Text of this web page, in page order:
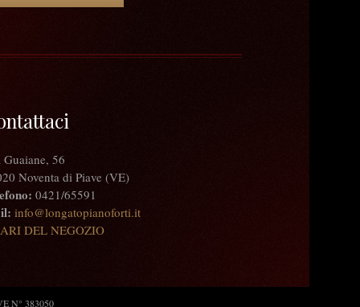
56
Noventa di Piave (VE)
0421/65591
info@longatopianoforti.it
DEL NEGOZIO
N° 383050